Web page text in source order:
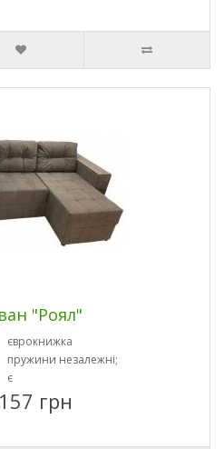
"Роял"
єврокнижка
пружини незалежні;
є
грн